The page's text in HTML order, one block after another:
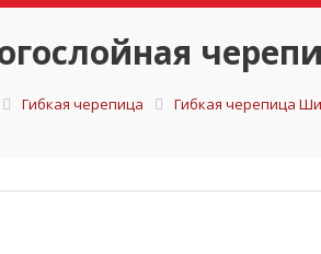
Гибкая черепица Гибкая черепица